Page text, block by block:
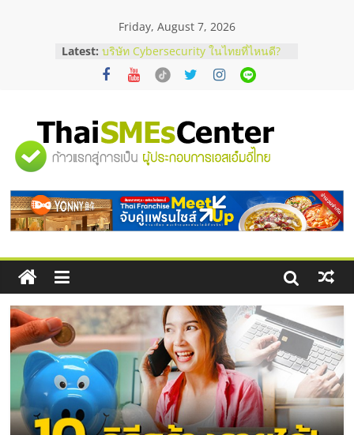
Friday, August 7, 2026
Latest:
ร้านเครื่องเสียงคุณภาพสูง พร้อม
โซลูชันระบบภาพและเสียง
บริษัท Cybersecurity ในไทยที่ไหนดี?
อยากหาเงินทุน เพิ่มสภาพคล่องให้ธุรกิจ
เริ่มยังไงให้ผ่านฉลุย
สัมมนาออนไลน์ โอกาสบริหารสถานี
บริการน้ำมัน Shell
ThaiFranchise Meet Up จับคู่แฟรน
ไชส์ ครั้งที่ 8
"ศูนย์
รวม
ข้อมูล
ธุรกิจ
SME
แห่ง
ประเทศไทย,